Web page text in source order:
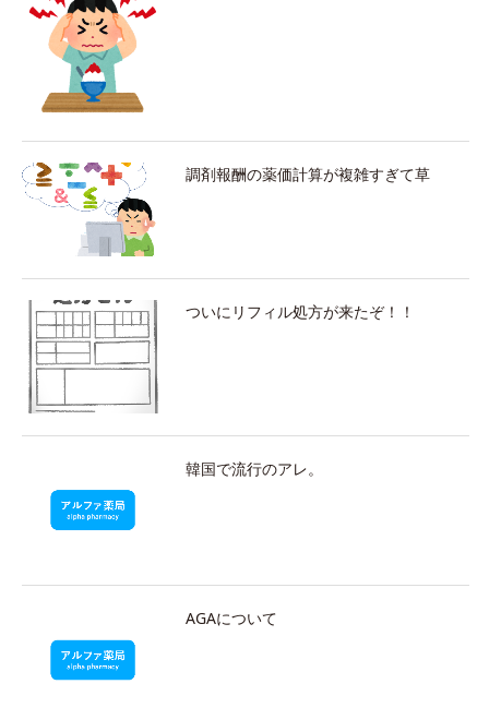
調剤報酬の薬価計算が複雑すぎて草
ついにリフィル処方が来たぞ！！
韓国で流行のアレ。
AGAについて